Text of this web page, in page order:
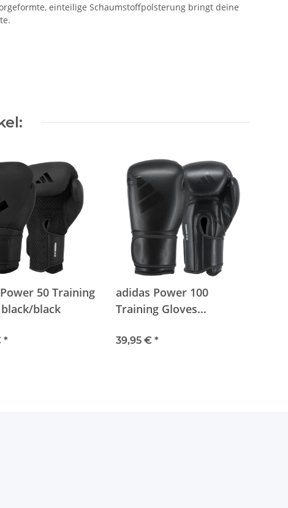
einteilige Schaumstoffpolsterung bringt deine
50 Training
black
*
adidas Power 100
Training Gloves
39,95 € *